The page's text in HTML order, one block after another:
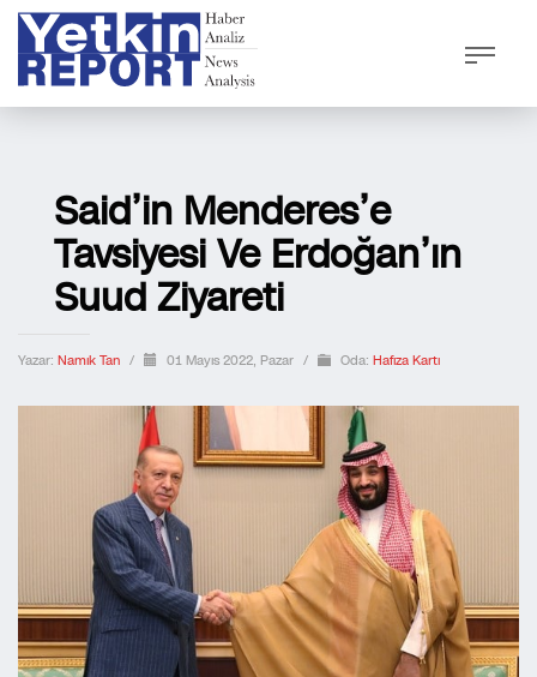
Said’in Menderes’e
Tavsiyesi Ve Erdoğan’ın
Suud Ziyareti
Yazar: Namık Tan / 01 Mayıs 2022, Pazar / Oda: Hafıza Kartı